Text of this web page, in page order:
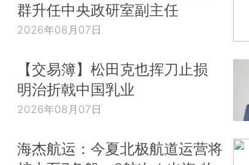
群升任中央政研室副主任
2026年08月07日
【交易簿】松田克也挥刀止损
明治折戟中国乳业
2026年08月07日
海杰航运：今夏北极航道运营将